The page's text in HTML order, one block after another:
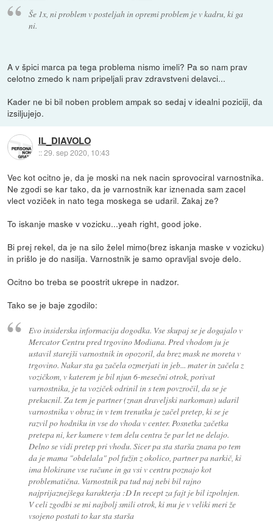
Še 1x, ni problem v posteljah in opremi problem je v kadru, ki ga
ni.
A v špici marca pa tega problema nismo imeli? Pa so nam prav
celotno zmedo k nam pripeljali prav zdravstveni delavci...
Kader ne bi bil noben problem ampak so sedaj v idealni poziciji, da
izsiljujejo.
IL_DIAVOLO
::29. sep 2020, 10:43
Vec kot ocitno je, da je moski na nek nacin sprovociral varnostnika.
Ne zgodi se kar tako, da je varnostnik kar iznenada sam zacel
vlect voziček in nato tega moskega se udaril. Zakaj ze?
To iskanje maske v vozicku...yeah right, good joke.
Bi prej rekel, da je na silo želel mimo(brez iskanja maske v vozicku)
in prišlo je do nasilja. Varnostnik je samo opravljal svoje delo.
Ocitno bo treba se poostrit ukrepe in nadzor.
Tako se je baje zgodilo:
Evo insiderska informacija dogodka. Vse skupaj se je dogajalo v
Mercator Centru pred trgovino Modiana. Pred vhodom ju je
ustavil starejši varnostnik in opozoril, da brez mask ne moreta v
trgovino. Nakar sta ga začela ozmerjati in jeb... mater in začela z
vozičkom, v katerem je bil njun 6-mesečni otrok, porivat
varnostnika, je ta voziček odrinil in s tem povzročil, da se je
prekucnil. Za tem je partner (znan draveljski narkoman) udaril
varnostnika v obraz in v tem trenutku je začel pretep, ki se je
razvil po hodniku in vse do vhoda v center. Posnetka začetka
pretepa ni, ker kamere v tem delu centra že par let ne delajo.
Delno se vidi pretep pri vhodu. Sicer pa sta starša znana po tem
da je mama "obdelala" pol fužin z okolico, partner pa narkič, ki
ima blokirane vse račune in ga vsi v centru poznajo kot
problematična. Varnostnik pa tud naj nebi bil rajno
najprijaznejšega karakterja :D In recept za fajt je bil izpolnjen.
V celi zgodbi se mi najbolj smili otrok, ki mu je v veliki meri že
vsojeno postati to kar sta starša